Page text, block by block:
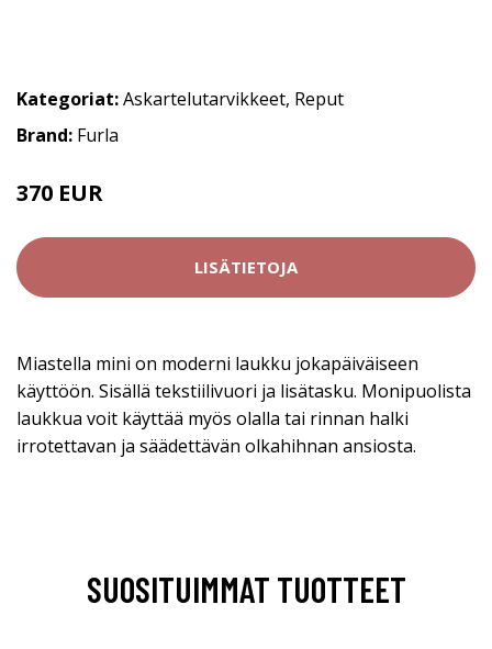
Kategoriat:Askartelutarvikkeet, Reput
Brand: Furla
370 EUR
LISÄTIETOJA
Miastella mini on moderni laukku jokapäiväiseen
käyttöön. Sisällä tekstiilivuori ja lisätasku. Monipuolista
laukkua voit käyttää myös olalla tai rinnan halki
irrotettavan ja säädettävän olkahihnan ansiosta.
SUOSITUIMMAT TUOTTEET